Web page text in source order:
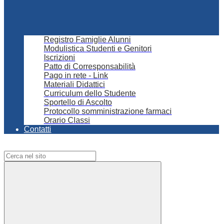
Registro Famiglie Alunni
Modulistica Studenti e Genitori
Iscrizioni
Patto di Corresponsabilità
Pago in rete - Link
Materiali Didattici
Curriculum dello Studente
Sportello di Ascolto
Protocollo somministrazione farmaci
Orario Classi
Contatti